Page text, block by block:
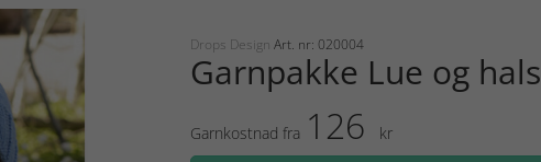
Drops Design Art. nr: 020004
Garnpakke Lue og hals
Garnkostnad fra 126
kr